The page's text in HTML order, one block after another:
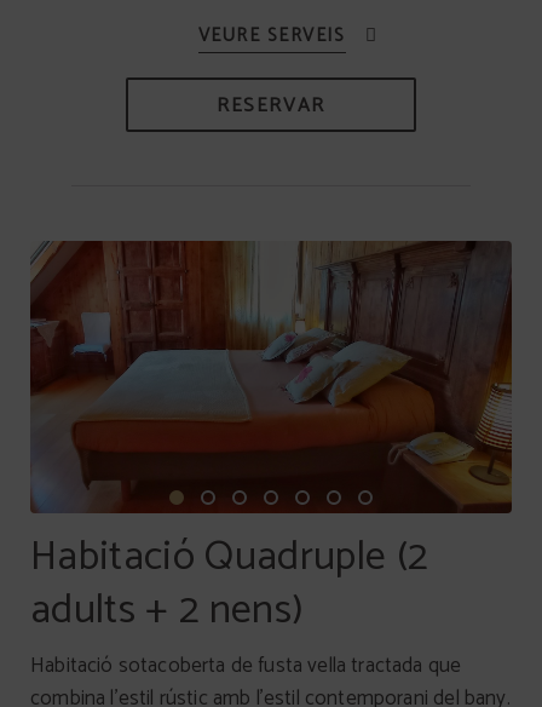
RESERVAR
Habitació Quadruple (2
adults + 2 nens)
Habitació sotacoberta de fusta vella tractada que
combina l’estil rústic amb l’estil contemporani del bany.